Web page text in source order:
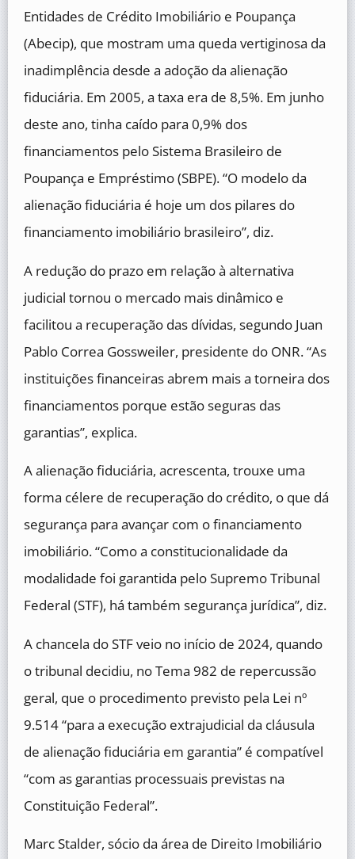
Entidades de Crédito Imobiliário e Poupança
(Abecip), que mostram uma queda vertiginosa da
inadimplência desde a adoção da alienação
fiduciária. Em 2005, a taxa era de 8,5%. Em junho
deste ano, tinha caído para 0,9% dos
financiamentos pelo Sistema Brasileiro de
Poupança e Empréstimo (SBPE). “O modelo da
alienação fiduciária é hoje um dos pilares do
financiamento imobiliário brasileiro”, diz.
A redução do prazo em relação à alternativa
judicial tornou o mercado mais dinâmico e
facilitou a recuperação das dívidas, segundo Juan
Pablo Correa Gossweiler, presidente do ONR. “As
instituições financeiras abrem mais a torneira dos
financiamentos porque estão seguras das
garantias”, explica.
A alienação fiduciária, acrescenta, trouxe uma
forma célere de recuperação do crédito, o que dá
segurança para avançar com o financiamento
imobiliário. “Como a constitucionalidade da
modalidade foi garantida pelo Supremo Tribunal
Federal (STF), há também segurança jurídica”, diz.
A chancela do STF veio no início de 2024, quando
o tribunal decidiu, no Tema 982 de repercussão
geral, que o procedimento previsto pela Lei nº
9.514 “para a execução extrajudicial da cláusula
de alienação fiduciária em garantia” é compatível
“com as garantias processuais previstas na
Constituição Federal”.
Marc Stalder, sócio da área de Direito Imobiliário